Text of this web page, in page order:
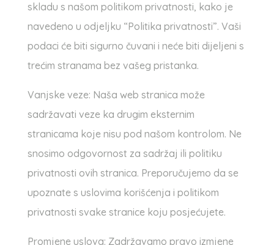
skladu s našom politikom privatnosti, kako je
navedeno u odjeljku “Politika privatnosti”. Vaši
podaci će biti sigurno čuvani i neće biti dijeljeni s
trećim stranama bez vašeg pristanka.
Vanjske veze: Naša web stranica može
sadržavati veze ka drugim eksternim
stranicama koje nisu pod našom kontrolom. Ne
snosimo odgovornost za sadržaj ili politiku
privatnosti ovih stranica. Preporučujemo da se
upoznate s uslovima korišćenja i politikom
privatnosti svake stranice koju posjećujete.
Promjene uslova: Zadržavamo pravo izmjene